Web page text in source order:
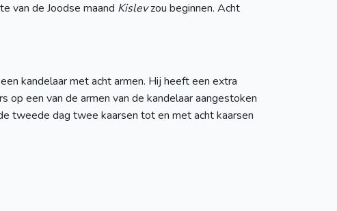
van de Joodse maand Kislevzou beginnen. Acht
kandelaar met acht armen. Hij heeft een extra
op een van de armen van de kandelaar aangestoken
tweede dag twee kaarsen tot en met acht kaarsen